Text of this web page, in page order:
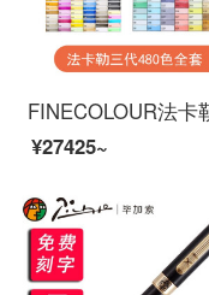
¥27425~